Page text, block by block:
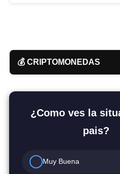
💰 CRIPTOMONEDAS
¿Como ves la
pais?
Muy Buena